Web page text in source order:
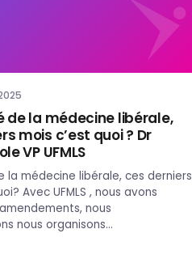
de la médecine libérale,
mois c’est quoi ? Dr
VP UFMLS
la médecine libérale, ces derniers
Avec UFMLS , nous avons
nous
nous organisons…